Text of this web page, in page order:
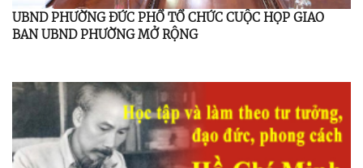
UBND PHƯỜNG ĐỨC PHỔ TỔ CHỨC CUỘC HỌP GIAO
BAN UBND PHƯỜNG MỞ RỘNG